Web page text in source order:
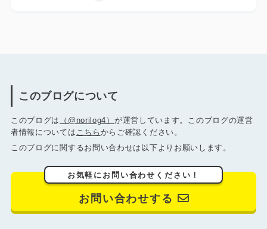
このブログについて
このブログは （@norilog4） が運営しています。このブログの運営
者情報については こちら からご確認ください。
このブログに関するお問い合わせは以下よりお願いします。
お気軽にお問い合わせください！
お問い合わせする